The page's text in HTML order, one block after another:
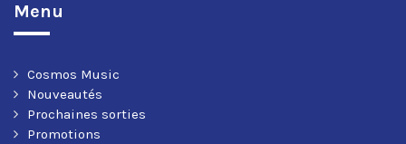
Menu
Cosmos Music
Nouveautés
Prochaines sorties
Promotions